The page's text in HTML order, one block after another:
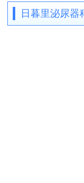
日暮里泌尿器